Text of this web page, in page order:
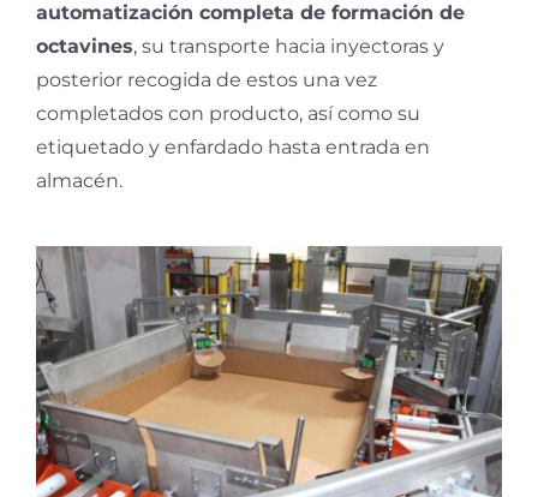
automatización completa de formación de
octavines, su transporte hacia inyectoras y
posterior recogida de estos una vez
completados con producto, así como su
etiquetado y enfardado hasta entrada en
almacén.